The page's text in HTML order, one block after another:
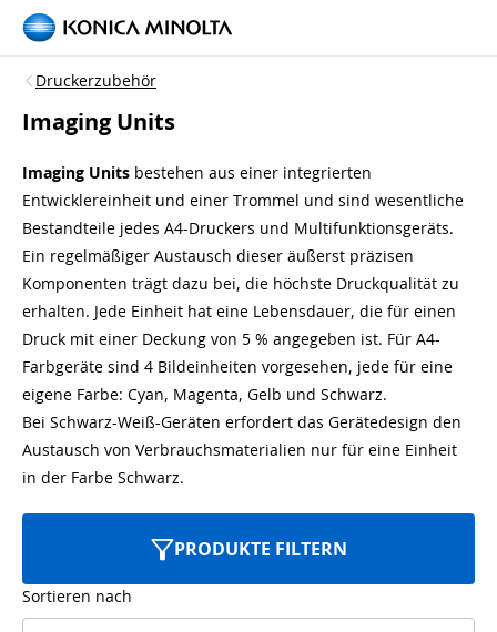
Druckerzubehör
Imaging Units
Imaging Units bestehen aus einer integrierten
Entwicklereinheit und einer Trommel und sind wesentliche
Bestandteile jedes A4-Druckers und Multifunktionsgeräts.
Ein regelmäßiger Austausch dieser äußerst präzisen
Komponenten trägt dazu bei, die höchste Druckqualität zu
erhalten. Jede Einheit hat eine Lebensdauer, die für einen
Druck mit einer Deckung von 5 % angegeben ist. Für A4-
Farbgeräte sind 4 Bildeinheiten vorgesehen, jede für eine
eigene Farbe: Cyan, Magenta, Gelb und Schwarz.
Bei Schwarz-Weiß-Geräten erfordert das Gerätedesign den
Austausch von Verbrauchsmaterialien nur für eine Einheit
in der Farbe Schwarz.
PRODUKTE FILTERN
Sortieren nach